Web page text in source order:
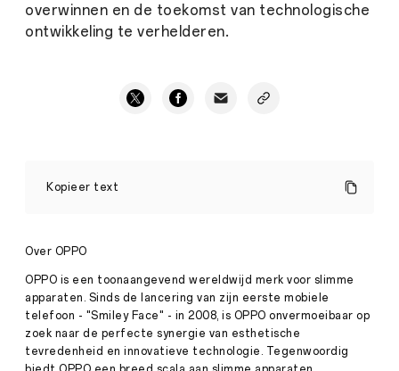
overwinnen en de toekomst van technologische
ontwikkeling te verhelderen.
Kopieer text
en
conceptproducten
Press
·Nov
17,
2020
OPPO
AR
Glass
Over OPPO
OPPO is een toonaangevend wereldwijd merk voor slimme
apparaten. Sinds de lancering van zijn eerste mobiele
telefoon - "Smiley Face" - in 2008, is OPPO onvermoeibaar op
zoek naar de perfecte synergie van esthetische
tevredenheid en innovatieve technologie. Tegenwoordig